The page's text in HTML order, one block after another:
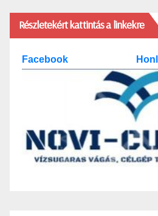
Részletekért kattintás a linkekre
Facebook